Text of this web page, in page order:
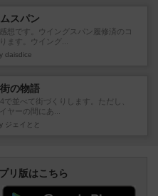
スパン
想です。ウイングスパン履修済のコ
ます。ウイング...
daisdice
の物語
で並べて街づくりします。ただし、
ヤーの間にあ...
ジェイとと
リ版はこちら